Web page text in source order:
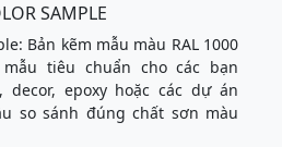
SAMPLE
Bản kẽm mẫu màu RAL 1000
tiêu chuẩn cho các bạn
decor, epoxy hoặc các dự án
so sánh đúng chất sơn màu